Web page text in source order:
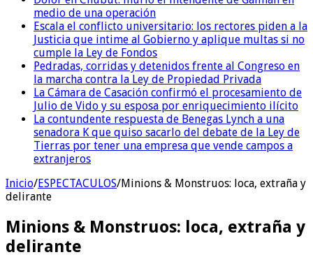
medio de una operación
Escala el conflicto universitario: los rectores piden a la
Justicia que intime al Gobierno y aplique multas si no
cumple la Ley de Fondos
Pedradas, corridas y detenidos frente al Congreso en
la marcha contra la Ley de Propiedad Privada
La Cámara de Casación confirmó el procesamiento de
Julio de Vido y su esposa por enriquecimiento ilícito
La contundente respuesta de Benegas Lynch a una
senadora K que quiso sacarlo del debate de la Ley de
Tierras por tener una empresa que vende campos a
extranjeros
Inicio/ESPECTACULOS/Minions & Monstruos: loca, extraña y
delirante
Minions & Monstruos: loca, extraña y
delirante